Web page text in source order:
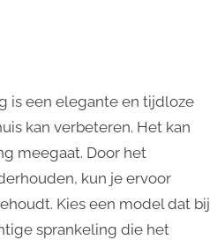
is een elegante en tijdloze
kan verbeteren. Het kan
meegaat. Door het
kun je ervoor
Kies een model dat bij
sprankeling die het